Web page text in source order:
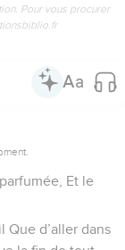
Pour vous procurer
Et le
Que d’aller dans